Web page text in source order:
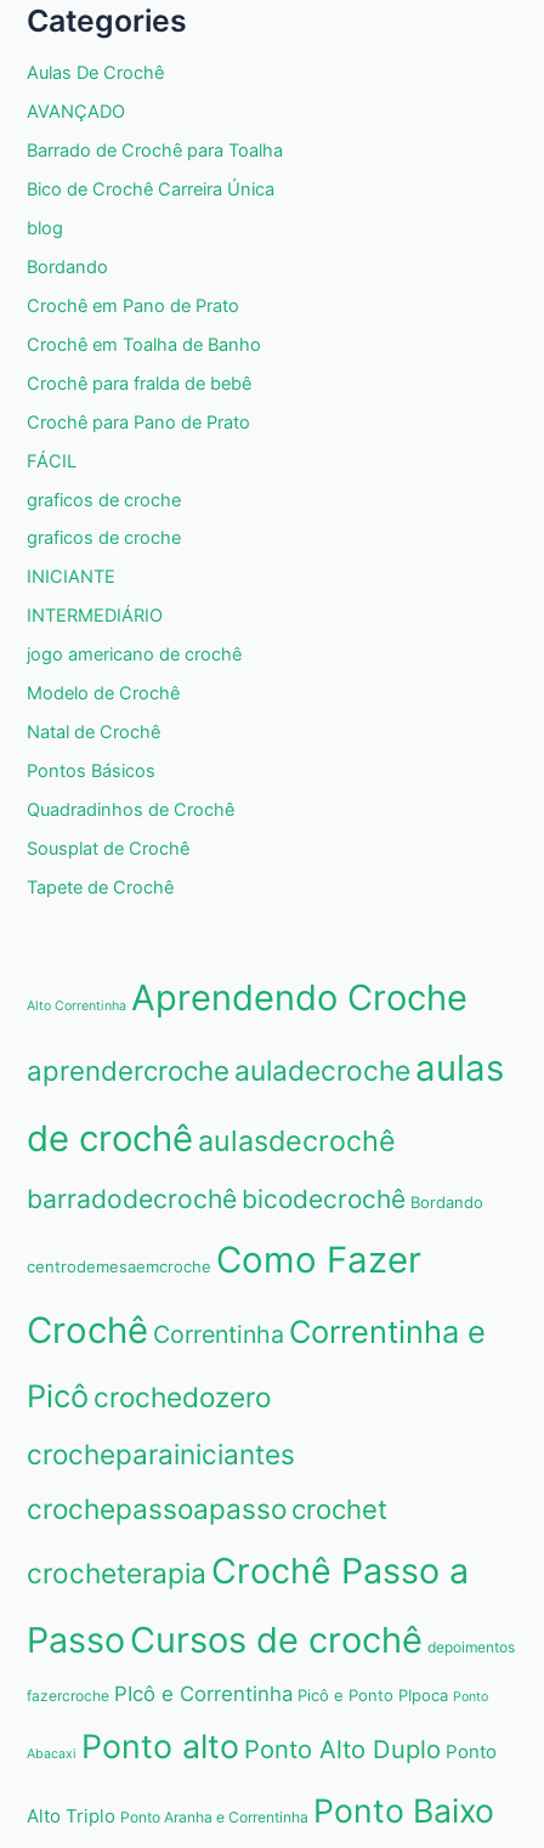
Categories
Aulas De Crochê
AVANÇADO
Barrado de Crochê para Toalha
Bico de Crochê Carreira Única
blog
Bordando
Crochê em Pano de Prato
Crochê em Toalha de Banho
Crochê para fralda de bebê
Crochê para Pano de Prato
FÁCIL
graficos de croche
graficos de croche
INICIANTE
INTERMEDIÁRIO
jogo americano de crochê
Modelo de Crochê
Natal de Crochê
Pontos Básicos
Quadradinhos de Crochê
Sousplat de Crochê
Tapete de Crochê
Alto Correntinha Aprendendo Croche
aprendercroche auladecroche aulas
de crochê aulasdecrochê
barradodecrochê bicodecrochê Bordando
centrodemesaemcroche Como Fazer
Crochê Correntinha Correntinha e
Picô crochedozero
crocheparainiciantes
crochepassoapassocrochet
crocheterapia Crochê Passo a
PassoCursos de crochê depoimentos
fazercroche PIcô e Correntinha Picô e Ponto PIpoca Ponto
Abacaxi Ponto alto Ponto Alto Duplo Ponto
Alto Triplo Ponto Aranha e Correntinha Ponto Baixo